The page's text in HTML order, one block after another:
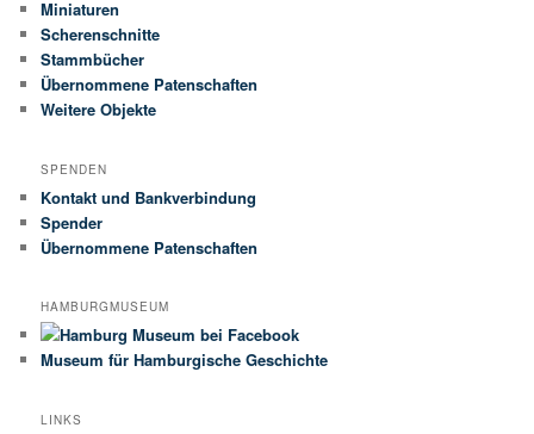
Miniaturen
Scherenschnitte
Stammbücher
Übernommene Patenschaften
Weitere Objekte
SPENDEN
Kontakt und Bankverbindung
Spender
Übernommene Patenschaften
HAMBURGMUSEUM
Museum für Hamburgische Geschichte
LINKS